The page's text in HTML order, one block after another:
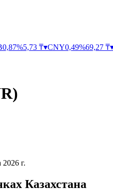
0,87%5,73 ₸▾CNY0,49%69,27 ₸
)
2026 г.
Казахстана